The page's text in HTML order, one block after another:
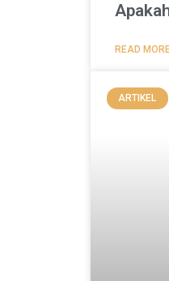
READ
ARTIKEL